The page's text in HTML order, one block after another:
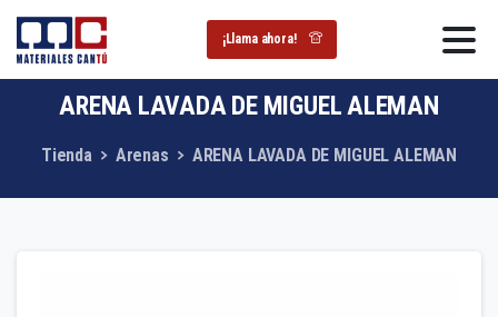
¡Llama ahora!
ARENA LAVADADE MIGUELALEMAN
Tienda Arenas ARENA LAVADA DE MIGUEL ALEMAN